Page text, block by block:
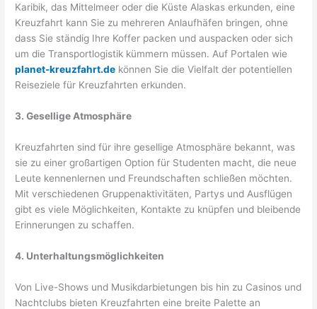
Karibik, das Mittelmeer oder die Küste Alaskas erkunden, eine
Kreuzfahrt kann Sie zu mehreren Anlaufhäfen bringen, ohne
dass Sie ständig Ihre Koffer packen und auspacken oder sich
um die Transportlogistik kümmern müssen. Auf Portalen wie
planet-kreuzfahrt.de können Sie die Vielfalt der potentiellen
Reiseziele für Kreuzfahrten erkunden.
3. Gesellige Atmosphäre
Kreuzfahrten sind für ihre gesellige Atmosphäre bekannt, was
sie zu einer großartigen Option für Studenten macht, die neue
Leute kennenlernen und Freundschaften schließen möchten.
Mit verschiedenen Gruppenaktivitäten, Partys und Ausflügen
gibt es viele Möglichkeiten, Kontakte zu knüpfen und bleibende
Erinnerungen zu schaffen.
4. Unterhaltungsmöglichkeiten
Von Live-Shows und Musikdarbietungen bis hin zu Casinos und
Nachtclubs bieten Kreuzfahrten eine breite Palette an